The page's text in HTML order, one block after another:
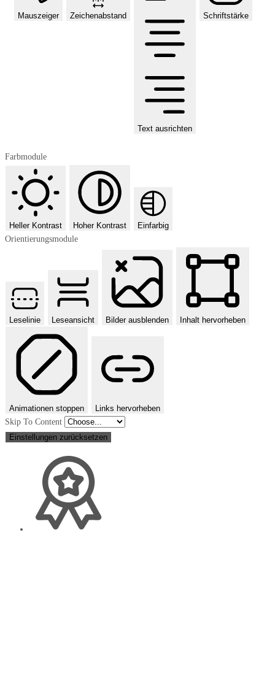
Mauszeiger Zeichenabstand
Text ausrichten
Schriftstärke
Farbmodule
Heller Kontrast Hoher Kontrast
Einfarbig
Orientierungsmodule
Leselinie Leseansicht Bilder ausblenden Inhalt hervorheben
Animationen stoppen
Links hervorheben
Skip To Content
Einstellungen zurücksetzen